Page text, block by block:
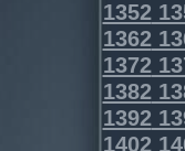
1352
1362
1372
1382
1392
1402